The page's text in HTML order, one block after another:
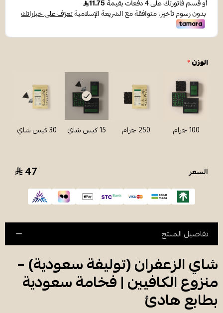
الوزن*
100 جرام 250 جرام 15 كيس شاي 30 كيس شاي
السعر 47
تفاصيل المنتج
شاي الزعفران (توليفة سعودية) –
منزوع الكافيين | فخامة سعودية
بطابع هادئ